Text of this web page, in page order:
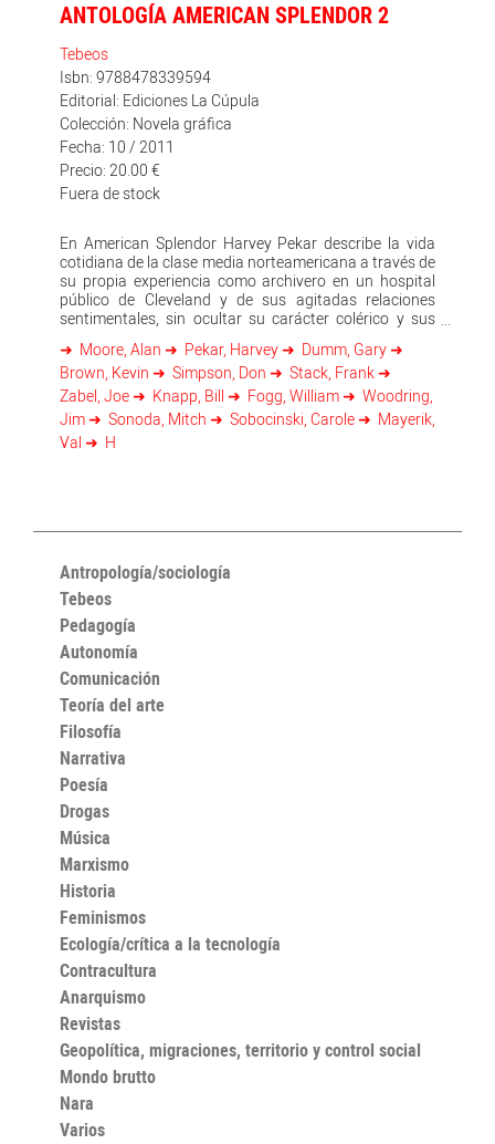
ANTOLOGÍA AMERICAN SPLENDOR 2
Tebeos
Isbn: 9788478339594
Editorial: Ediciones La Cúpula
Colección: Novela gráfica
Fecha: 10 / 2011
Precio: 20.00 €
Fuera de stock
En American Splendor Harvey Pekar describe la vida
cotidiana de la clase media norteamericana a través de
su propia experiencia como archivero en un hospital
público de Cleveland y de sus agitadas relaciones
sentimentales, sin ocultar su carácter colérico y sus
retrato de los personajes que se va encontrando, lo que
culmina en un fresco de Cleveland, ciudad industrial
afectada profundamente por la crisis de los años
setenta. Al entrar en escena, Harvey Pekar, antihéroe
de una América desencantada después del shock de
Vietnam, revoluciona el medio y crea la primera serie de
Moore, Alan Pekar, Harvey
Dumm, Gary
Brown, Kevin
Simpson, Don
Stack, Frank
Zabel, Joe
Knapp, Bill Fogg, William
Woodring,
Jim
Sonoda, Mitch Sobocinski, Carole
Mayerik,
Val
H
Antropología/sociología
Tebeos
Pedagogía
Autonomía
Comunicación
Teoría del arte
Filosofía
Narrativa
Poesía
Drogas
Música
Marxismo
Historia
Feminismos
Ecología/crítica a la tecnología
Contracultura
Anarquismo
Revistas
Geopolítica, migraciones, territorio y control social
Mondo brutto
Nara
Varios